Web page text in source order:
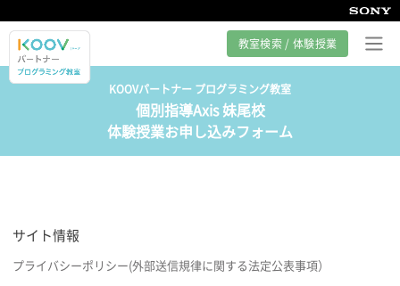
教室検索 / 体験授業
プログラミング教室とは
カリキュラム紹介
サポート
KOOVパートナー プログラミング教室
個別指導Axis 妹尾校
体験授業お申し込みフォーム
サイト情報
プライバシーポリシー(外部送信規律に関する法定公表事項）